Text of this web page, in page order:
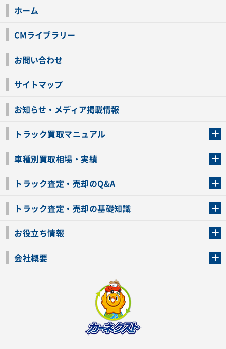
ホーム
CMライブラリー
お問い合わせ
サイトマップ
お知らせ・メディア掲載情報
トラック買取マニュアル
車種別買取相場・実績
トラック査定・売却のQ&A
トラック査定・売却の基礎知識
お役立ち情報
会社概要